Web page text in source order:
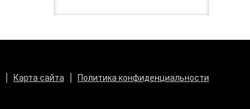
Карта сайта Политика конфиденциальности